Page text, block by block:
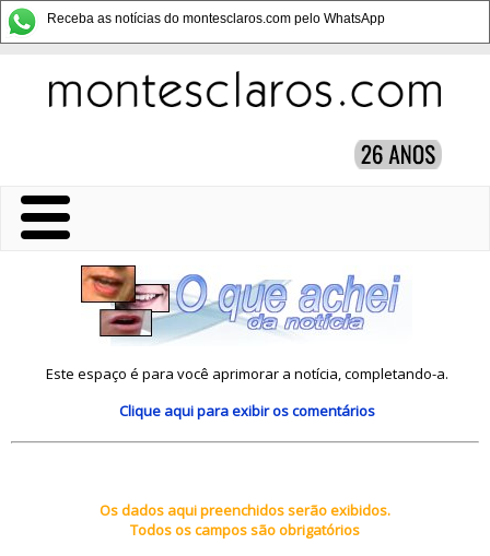
Receba as notícias do montesclaros.com pelo WhatsApp
Este espaço é para você aprimorar a notícia, completando-a.
Clique aquipara exibir os comentários
Os dados aqui preenchidos serão exibidos.
Todos os campos são obrigatórios